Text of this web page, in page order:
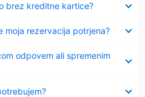
brez kreditne kartice?
moja rezervacija potrjena?
odpovem ali spremenim